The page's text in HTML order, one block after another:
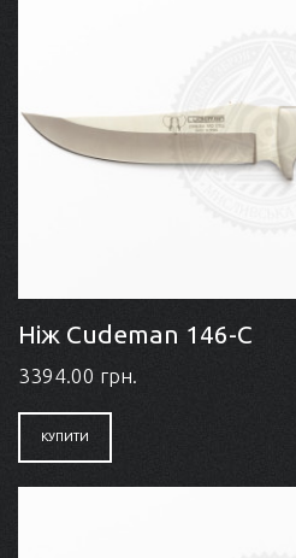
Ніж Cudeman 146-C
3394.00 грн.
КУПИТИ